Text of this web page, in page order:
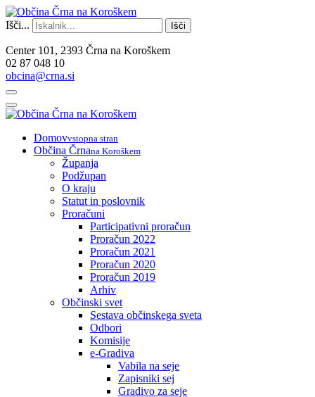
Išči... Išči
Center 101, 2393 Črna na Koroškem
02 87 048 10
obcina@crna.si
Domovvstopna stran
Občina Črnana Koroškem
Županja
Podžupan
O kraju
Statut in poslovnik
Proračuni
Participativni proračun
Proračun 2022
Proračun 2021
Proračun 2020
Proračun 2019
Arhiv
Občinski svet
Sestava občinskega sveta
Odbori
Komisije
e-Gradiva
Vabila na seje
Zapisniki sej
Gradivo za seje